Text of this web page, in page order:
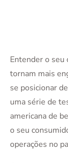
Entender o seu
tornam mais
se posicionar
uma série de
americana de
o seu
operações no